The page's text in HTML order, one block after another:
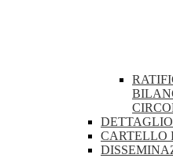
CARTELLO